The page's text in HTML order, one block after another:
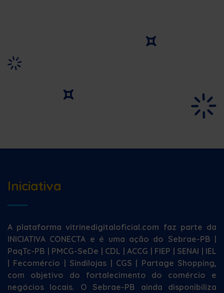
Iniciativa
A plataforma vitrinedigitaloficial.com faz parte da
INICIATIVA CONECTA e é uma ação do Sebrae-PB |
PaqTc-PB | PMCG-SeDe | CDL | ACCG | FIEP | SENAI | IEL
| Fecomércio | Sindilojas | CGS | Partage Shopping,
com objetivo do fortalecimento do comércio e
negócios locais. O Sebrae-PB ainda disponibiliza